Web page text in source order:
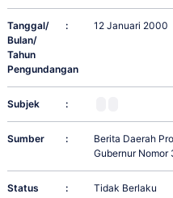
Tanggal/
Bulan/
Tahun
Pengundangan
: 12 Januari 2000
Subjek :
Sumber :
Berita Daerah
Gubernur Nomor
Status : Tidak Berlaku